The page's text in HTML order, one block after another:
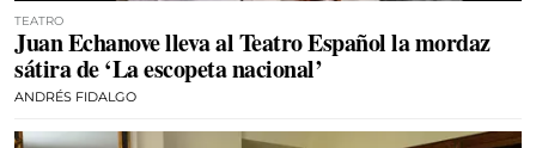
TEATRO
Juan Echanove lleva al Teatro Español la mordaz
sátira de ‘La escopeta nacional’
ANDRÉS FIDALGO